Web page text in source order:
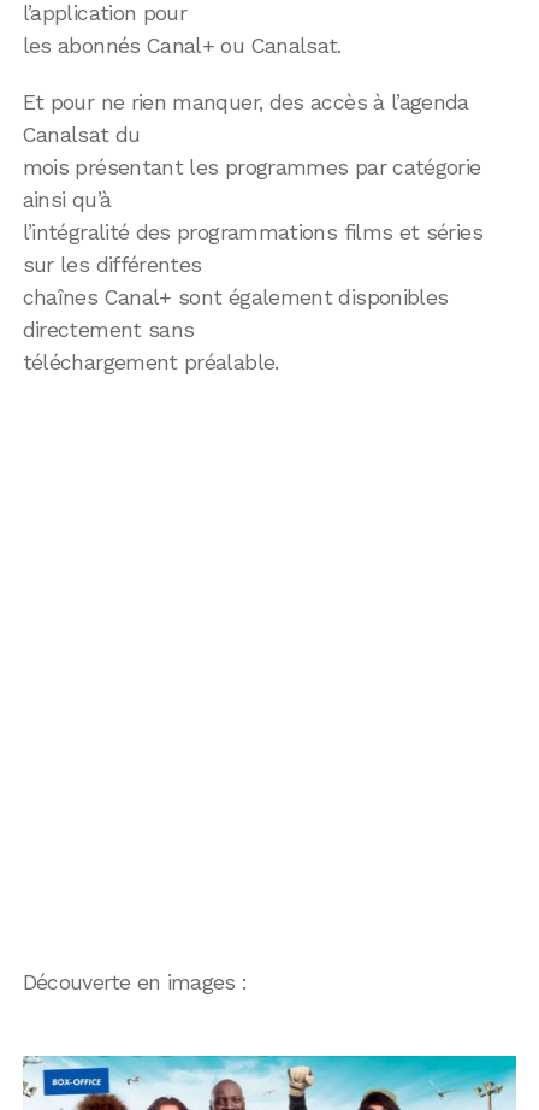
l’application pour
les abonnés Canal+ ou Canalsat.
Et pour ne rien manquer, des accès à l’agenda
Canalsat du
mois présentant les programmes par catégorie
ainsi qu’à
l’intégralité des programmations films et séries
sur les différentes
chaînes Canal+ sont également disponibles
directement sans
téléchargement préalable.
Découverte en images :